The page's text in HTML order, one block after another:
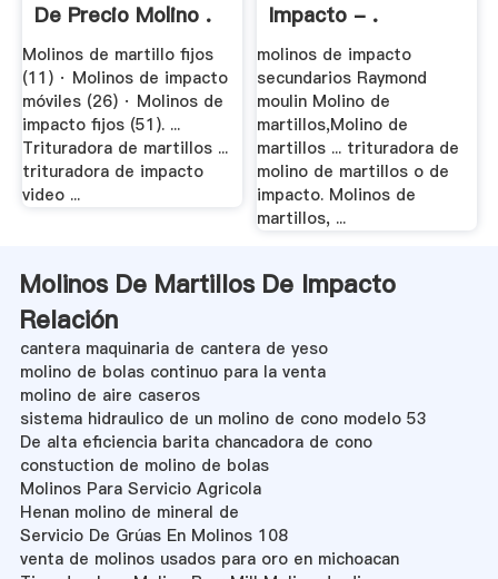
De Precio Molino .
Molinos de martillo fijos
(11) · Molinos de impacto
móviles (26) · Molinos de
impacto fijos (51). ...
Trituradora de martillos ...
trituradora de impacto
video ...
Impacto - .
molinos de impacto
secundarios Raymond
moulin Molino de
martillos,Molino de
martillos ... trituradora de
molino de martillos o de
impacto. Molinos de
martillos, ...
Molinos De Martillos De Impacto
Relación
cantera maquinaria de cantera de yeso
molino de bolas continuo para la venta
molino de aire caseros
sistema hidraulico de un molino de cono modelo 53
De alta eficiencia barita chancadora de cono
constuction de molino de bolas
Molinos Para Servicio Agricola
Henan molino de mineral de
Servicio De Grúas En Molinos 108
venta de molinos usados para oro en michoacan